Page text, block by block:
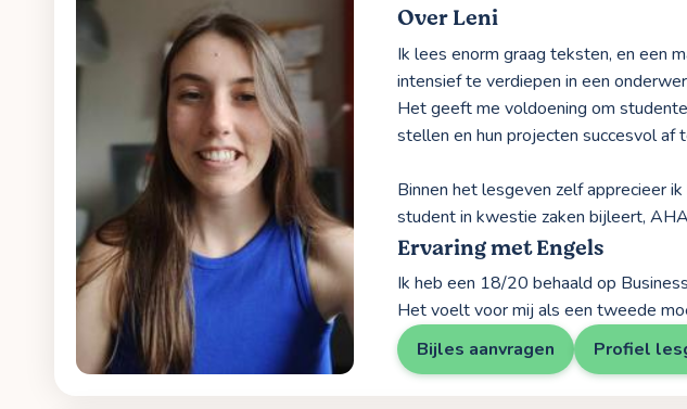
Over Leni
Ik lees enorm graag teksten, en een
intensief te verdiepen in een
Het geeft me voldoening om
stellen en hun projecten succesvol af
Binnen het lesgeven zelf apprecieer
student in kwestie zaken bijleert,
Ervaring met Engels
Ik heb een 18/20 behaald op
Het voelt voor mij als een tweede
Bijles aanvragen
Profiel